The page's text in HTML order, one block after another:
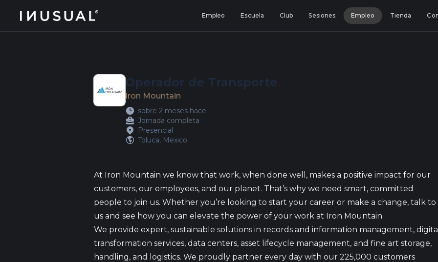
jobs.inusual.com Empleo Escuela Club Sesiones Empleo Tienda
Operador de Transporte
Iron Mountain
sobre 2 meses hace
Jornada completa
Presencial
Toluca, Mexico
At Iron Mountain we know that work, when done well, makes a positive impact for our
customers, our employees, and our planet. That’s why we need smart, committed
people to join us. Whether you’re looking to start your career or make a change, talk to
us and see how you can elevate the power of your work at Iron Mountain.
We provide expert, sustainable solutions in records and information management,
transformation services, data centers, asset lifecycle management, and fine art storage,
handling, and logistics. We proudly partner every day with our 225,000 customers